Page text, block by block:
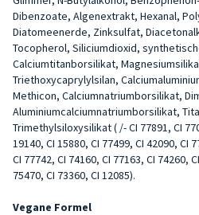
Dibenzoate, Algenextrakt, Hexanal,
Diatomeenerde, Zinksulfat,
Tocopherol, Siliciumdioxid,
Calciumtitanborsilikat,
Triethoxycaprylylsilan,
Methicon, Calciumnatriumborsilikat,
Aluminiumcalciumnatriumborsilikat,
Trimethylsiloxysilikat ( /- CI 77891, CI
19140, CI 15880, CI 77499, CI 42090, CI
CI 77742, CI 74160, CI 77163, CI 74260,
75470, CI 73360, CI 12085).
Vegane Formel